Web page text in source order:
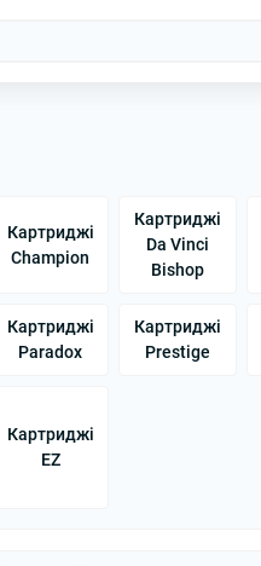
Картриджі
Champion
Картриджі
Da Vinci
Bishop
Картриджі
Paradox
Картриджі
Prestige
Картриджі
EZ